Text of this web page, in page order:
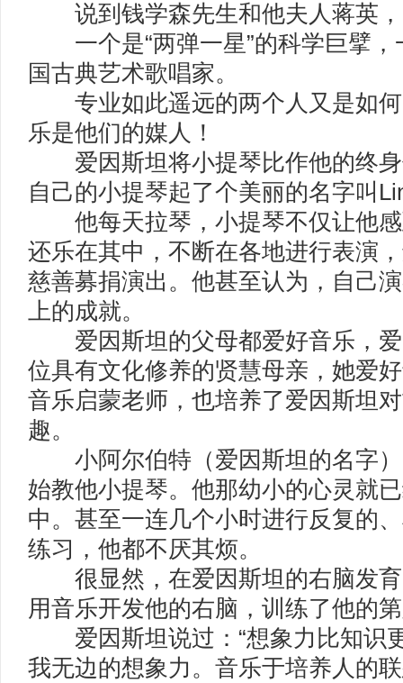
说到钱学森先生和他夫人蒋英，
一个是“两弹一星”的科学巨擘，
国古典艺术歌唱家。
专业如此遥远的两个人又是如何
乐是他们的媒人！
爱因斯坦将小提琴比作他的终身
自己的小提琴起了个美丽的名字叫
他每天拉琴，小提琴不仅让他感
还乐在其中，不断在各地进行表演
慈善募捐演出。他甚至认为，自己
上的成就。
爱因斯坦的父母都爱好音乐，爱
位具有文化修养的贤慧母亲，她爱
音乐启蒙老师，也培养了爱因斯坦
趣。
小阿尔伯特（爱因斯坦的名字）
始教他小提琴。他那幼小的心灵就
中。甚至一连几个小时进行反复的
练习，他都不厌其烦。
很显然，在爱因斯坦的右脑发育
用音乐开发他的右脑，训练了他的
爱因斯坦说过：“想象力比知识
我无边的想象力。音乐于培养人的